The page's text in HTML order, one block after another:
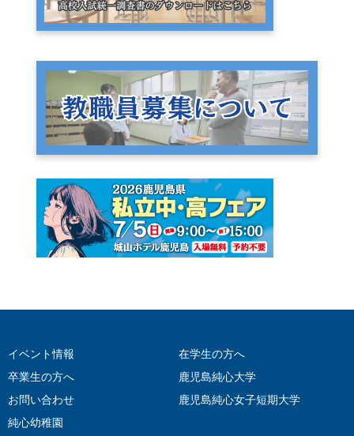
イベント情報
在学生の方へ
卒業生の方へ
鹿児島純心大学
お問い合わせ
鹿児島純心女子短期大学
純心幼稚園